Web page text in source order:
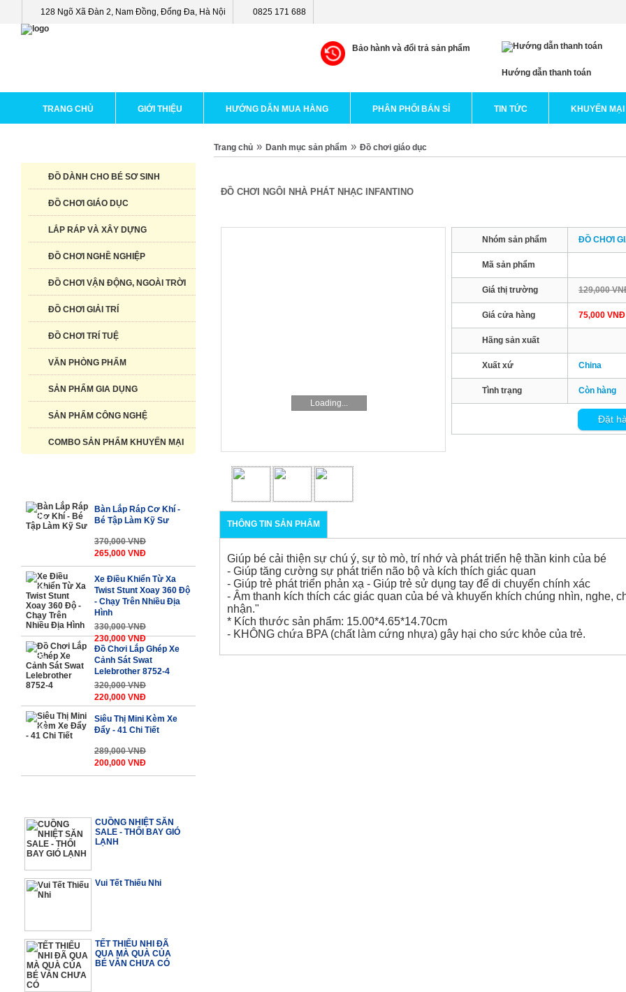
128 Ngõ Xã Đàn 2, Nam Đồng, Đống Đa, Hà Nội 0825 171 688
Bảo hành và đổi trả sản phẩm
Hướng dẫn thanh toán
TRANG CHỦ GIỚI THIỆU HƯỚNG DẪN MUA HÀNG PHÂN PHỐI BÁN SỈ TIN TỨC KHUYẾN MẠI
ĐỒ DÀNH CHO BÉ SƠ SINH
ĐỒ CHƠI GIÁO DỤC
LẮP RÁP VÀ XÂY DỰNG
ĐỒ CHƠI NGHỀ NGHIỆP
ĐỒ CHƠI VẬN ĐỘNG, NGOÀI TRỜI
ĐỒ CHƠI GIẢI TRÍ
ĐỒ CHƠI TRÍ TUỆ
VĂN PHÒNG PHẨM
SẢN PHẨM GIA DỤNG
SẢN PHẨM CÔNG NGHỆ
COMBO SẢN PHẨM KHUYẾN MẠI
-29%
Bàn Lắp Ráp Cơ Khí -
Bé Tập Làm Kỹ Sư
370,000 VNĐ
265,000 VNĐ
-31%
Xe Điều Khiển Từ Xa
Twist Stunt Xoay 360 Độ
- Chạy Trên Nhiều Địa
Hình
330,000 VNĐ
230,000 VNĐ
-32%
Đồ Chơi Lắp Ghép Xe
Cảnh Sát Swat
Lelebrother 8752-4
320,000 VNĐ
220,000 VNĐ
-31%
Siêu Thị Mini Kèm Xe
Đẩy - 41 Chi Tiết
289,000 VNĐ
200,000 VNĐ
CUỒNG NHIỆT SĂN
SALE - THỔI BAY GIÓ
LẠNH
Vui Tết Thiếu Nhi
TẾT THIẾU NHI ĐÃ
QUA MÀ QUÀ CỦA
BÉ VẪN CHƯA CÓ
Trang chủ » Danh mục sản phẩm » Đồ chơi giáo dục
ĐỒ CHƠI NGÔI NHÀ PHÁT NHẠC INFANTINO
Loading...
Nhóm sản phẩm ĐỒ CHƠI
Mã sản phẩm
Giá thị trường 129,000
Giá cửa hàng 75,000 VNĐ
Hãng sản xuất
Xuất xứ China
Tình trạng Còn hàng
Đặt
THÔNG TIN SẢN PHẨM
Giúp bé cải thiện sự chú ý, sự tò mò, trí nhớ và phát triển hệ thần kinh của bé
- Giúp tăng cường sự phát triển não bộ và kích thích giác quan
- Giúp trẻ phát triển phản xạ - Giúp trẻ sử dụng tay để di chuyển chính xác
- Âm thanh kích thích các giác quan của bé và khuyến khích chúng nhìn, nghe,
nhận."
* Kích thước sản phẩm: 15.00*4.65*14.70cm
- KHÔNG chứa BPA (chất làm cứng nhựa) gây hại cho sức khỏe của trẻ.